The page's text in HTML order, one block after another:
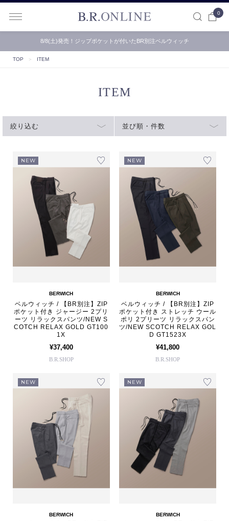
0
【B.R.ONLINE】一部店舗の夏期休業期間とお盆期間による配…
8/8(土)発売！ジップポケットが付いたBR別注ベルウィッチ
TOP ＞ ITEM
ITEM
絞り込む 並び順・件数
NEW
BERWICH
ベルウィッチ / 【BR別注】ZIP
ポケット付き ジャージー 2プリ
ーツ リラックスパンツ/NEW S
COTCH RELAX GOLD GT100
1X
¥37,400
B.R.SHOP
NEW
BERWICH
ベルウィッチ / 【BR別注】ZIP
ポケット付き ストレッチ ウール
ポリ 2プリーツ リラックスパン
ツ/NEW SCOTCH RELAX GOL
D GT1523X
¥41,800
B.R.SHOP
NEW
BERWICH
NEW
BERWICH